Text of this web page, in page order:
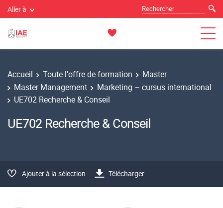
Aller à
Accueil Toute l'offre de formation
Master
Master Management
Marketing – cursus international
UE702 Recherche & Conseil
UE702 Recherche & Conseil
Ajouter à la sélection Télécharger